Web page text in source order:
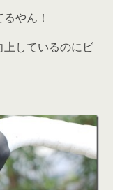
やん！
上しているのにビ